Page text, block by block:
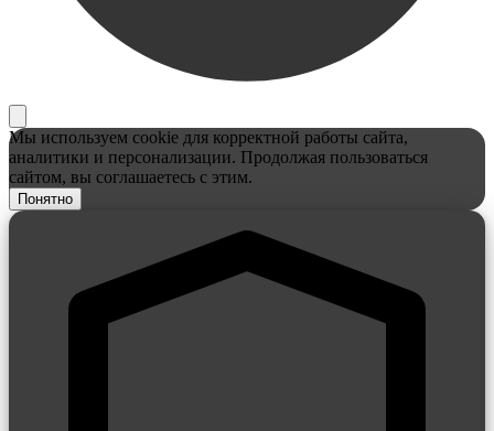
Мы используем cookie для корректной работы сайта,
аналитики и персонализации. Продолжая пользоваться
сайтом, вы соглашаетесь с этим.
Понятно